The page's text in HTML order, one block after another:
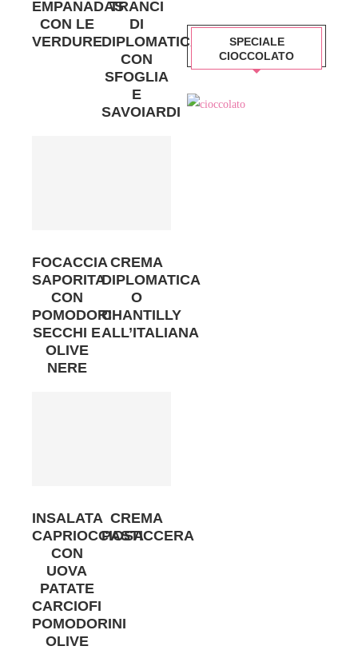
EMPANADAS
CON LE
VERDURE
TRANCI
DI
DIPLOMATICA
CON
SFOGLIA
E
SAVOIARDI
FOCACCIA
SAPORITA
CON
POMODORI
SECCHI E
OLIVE
NERE
CREMA
DIPLOMATICA
O
CHANTILLY
ALL’ITALIANA
INSALATA
CAPRIOCCIOSA
CON
UOVA
PATATE
CARCIOFI
POMODORINI
OLIVE
CREMA
PASTICCERA
SPECIALE
CIOCCOLATO